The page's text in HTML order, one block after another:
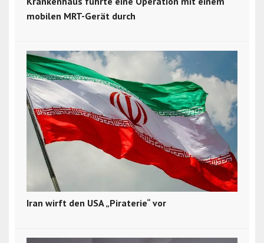
mobilen MRT-Gerät durch
Iran wirft den USA „Piraterie“ vor